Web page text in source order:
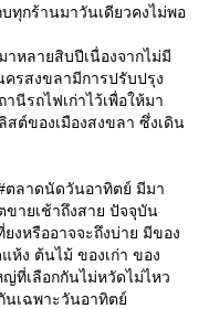
ทุกร้านมาวันเดียวคงไม่พอ
หลายสิบปีเนื่องจากไม่มี
รสงขลามีการปรับปรุง
นีรถไฟเก่าไว้เพื่อให้มา
ต์ของเมืองสงขลา ซึ่งเดิน
ลาดนัดวันอาทิตย์ มีมา
ายเช้าถึงสาย ปัจจุบัน
งหรืออาจจะถึงบ่าย มีของ
ง ต้นไม้ ของเก่า ของ
ที่เลือกกันไม่หวัดไม่ไหว
นเฉพาะวันอาทิตย์